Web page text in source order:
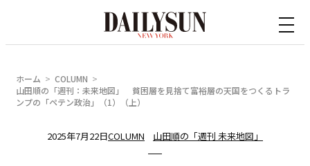
ホーム
COLUMN
山田順の「週刊：未来地図」 貧困層を見捨て富裕層の天国をつくるトラ
ンプの「ペテン政治」（1）（上）
2025年7月22日COLUMN 山田順の「週刊 未来地図」